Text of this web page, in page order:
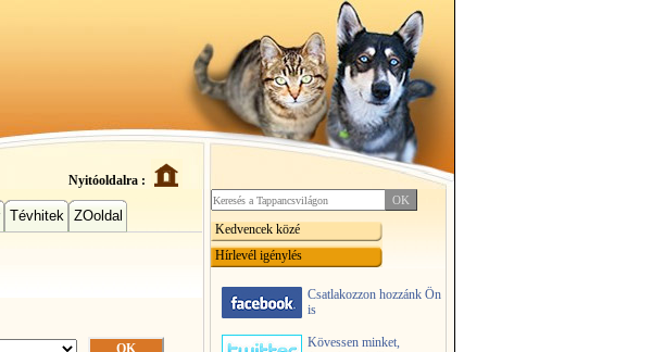
Nyitóoldalra :
Tévhitek ZOoldal
Kedvencek közé
Hírlevél igénylés
Csatlakozzon hozzánk Ön
is
Kövessen minket,